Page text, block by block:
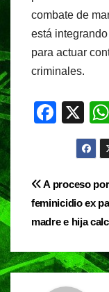
combate de
está
para actuar
criminales.
F
e
b
o
o
k
X
de
A proceso por
feminicidio ex
madre e hija